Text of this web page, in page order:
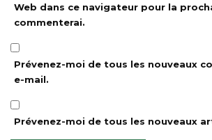
Web dans ce navigateur pour la
commenterai.
Prévenez-moi de tous les nouveaux
e-mail.
Prévenez-moi de tous les nouveaux